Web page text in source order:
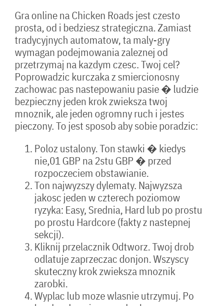
Gra online na Chicken Roads jest czesto
prosta, od i bedziesz strategiczna. Zamiast
tradycyjnych automatow, ta maly-gry
wymagan podejmowania zaleznej od
przetrzymaj na kazdym czesc. Twoj cel?
Poprowadzic kurczaka z smiercionosny
zachowac pas nastepowaniu pasie � ludzie
bezpieczny jeden krok zwieksza twoj
mnoznik, ale jeden ogromny ruch i jestes
pieczony. To jest sposob aby sobie poradzic:
Poloz ustalony. Ton stawki � kiedys
nie,01 GBP na 2stu GBP � przed
rozpoczeciem obstawianie.
Ton najwyzszy dylematy. Najwyzsza
jakosc jeden w czterech poziomow
ryzyka: Easy, Srednia, Hard lub po prostu
po prostu Hardcore (fakty z nastepnej
sekcji).
Kliknij przelacznik Odtworz. Twoj drob
odlatuje zaprzeczac donjon. Wszyscy
skuteczny krok zwieksza mnoznik
zarobki.
Wyplac lub moze wlasnie utrzymuj. Po